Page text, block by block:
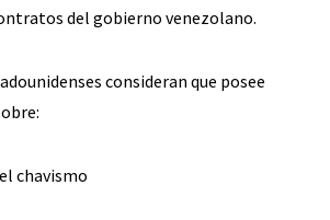
del gobierno venezolano.
consideran que posee
chavismo